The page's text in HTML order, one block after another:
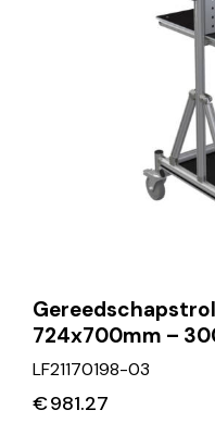
724x700mm –
LF21170198-03
€981.27